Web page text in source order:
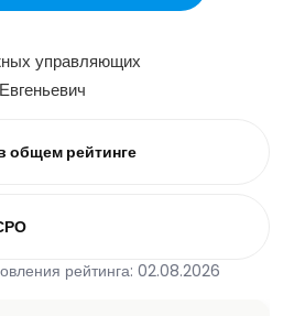
управляющих
общем рейтинге
рейтинга: 02.08.2026